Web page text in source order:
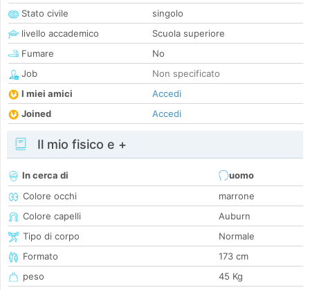
Stato civile
singolo
livello accademico
Scuola superiore
Fumare
No
Job
Non specificato
I miei amici
Accedi
Joined
Accedi
Il mio fisico e +
In cerca di
uomo
Colore occhi
marrone
Colore capelli
Auburn
Tipo di corpo
Normale
Formato
173 cm
peso
45 Kg